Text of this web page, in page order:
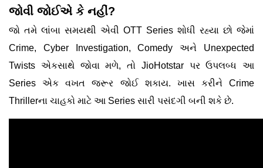
જોવી જોઈએ કે નહીં?
જો તમે લાંબા સમયથી એવી OTT Series શોધી રહ્યા છો જેમાં
Crime, Cyber Investigation, Comedy અને Unexpected
Twists એકસાથે જોવા મળે, તો JioHotstar પર ઉપલબ્ધ આ
Series એક વખત જરૂર જોઈ શકાય. ખાસ કરીને Crime
Thrillerના ચાહકો માટે આ Series સારી પસંદગી બની શકે છે.